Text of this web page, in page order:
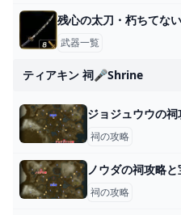
残心の太刀・朽ちてな
武器一覧
ティアキン 祠🎤shrine
ジョジュウウの
祠の攻略
ノウダの祠攻略
祠の攻略